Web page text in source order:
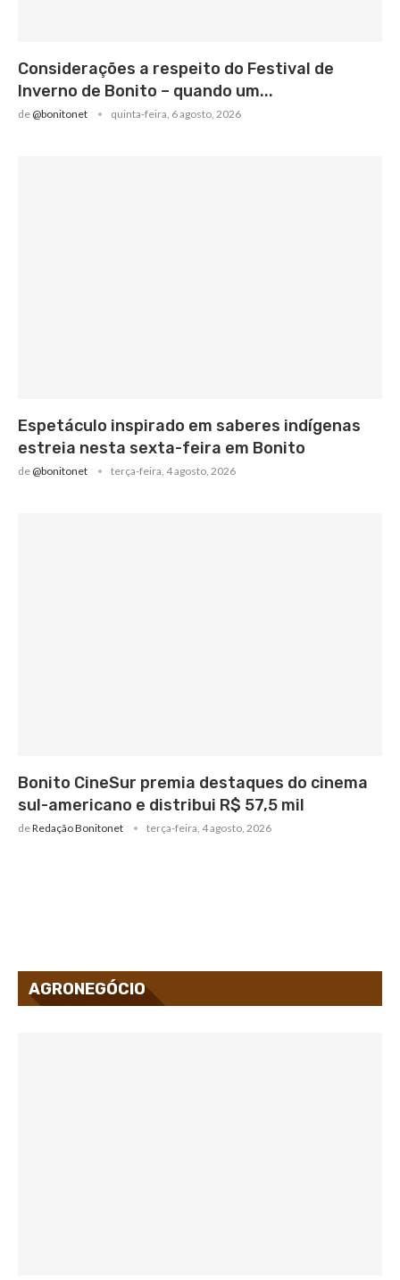
Considerações a respeito do Festival de
Inverno de Bonito – quando um...
de @bonitonet quinta-feira, 6 agosto, 2026
Espetáculo inspirado em saberes indígenas
estreia nesta sexta-feira em Bonito
de @bonitonet terça-feira, 4 agosto, 2026
Bonito CineSur premia destaques do cinema
sul-americano e distribui R$ 57,5 mil
deRedação Bonitonet terça-feira, 4 agosto, 2026
AGRONEGÓCIO